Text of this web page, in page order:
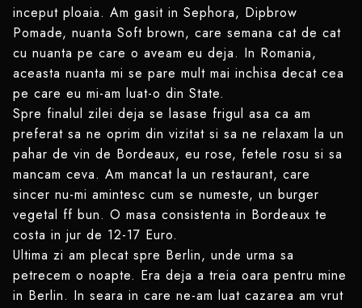
inceput ploaia. Am gasit in Sephora, Dipbrow
Pomade, nuanta Soft brown, care semana cat de cat
cu nuanta pe care o aveam eu deja. In Romania,
aceasta nuanta mi se pare mult mai inchisa decat cea
pe care eu mi-am luat-o din State.
Spre finalul zilei deja se lasase frigul asa ca am
preferat sa ne oprim din vizitat si sa ne relaxam la un
pahar de vin de Bordeaux, eu rose, fetele rosu si sa
mancam ceva. Am mancat la un restaurant, care
sincer nu-mi amintesc cum se numeste, un burger
vegetal ff bun. O masa consistenta in Bordeaux te
costa in jur de 12-17 Euro.
Ultima zi am plecat spre Berlin, unde urma sa
petrecem o noapte. Era deja a treia oara pentru mine
in Berlin. In seara in care ne-am luat cazarea am vrut